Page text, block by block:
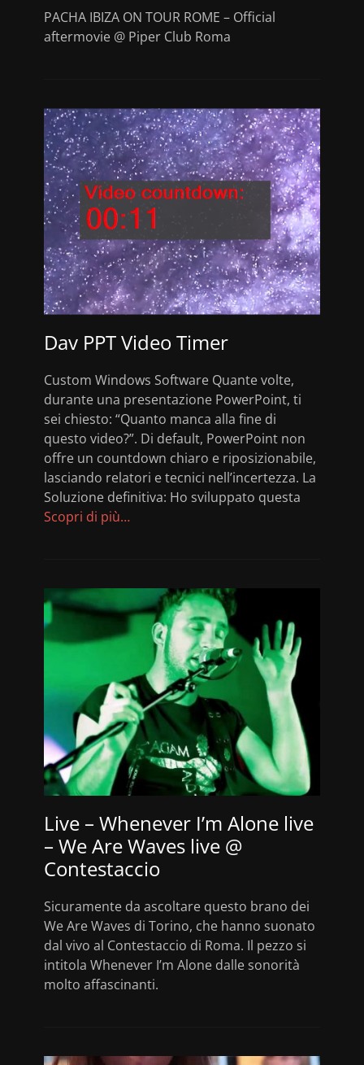
PACHA IBIZA ON TOUR ROME – Official
aftermovie @ Piper Club Roma
Dav PPT Video Timer
Custom Windows Software Quante volte,
durante una presentazione PowerPoint, ti
sei chiesto: “Quanto manca alla fine di
questo video?”. Di default, PowerPoint non
offre un countdown chiaro e riposizionabile,
lasciando relatori e tecnici nell’incertezza. La
Soluzione definitiva: Ho sviluppato questa
Scopri di più…
Live – Whenever I’m Alone live
– We Are Waves live @
Contestaccio
Sicuramente da ascoltare questo brano dei
We Are Waves di Torino, che hanno suonato
dal vivo al Contestaccio di Roma. Il pezzo si
intitola Whenever I’m Alone dalle sonorità
molto affascinanti.